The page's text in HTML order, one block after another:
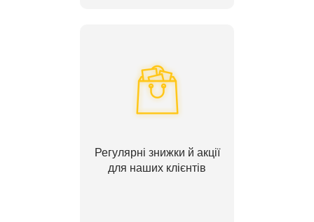
Регулярні знижки й акції
для наших клієнтів